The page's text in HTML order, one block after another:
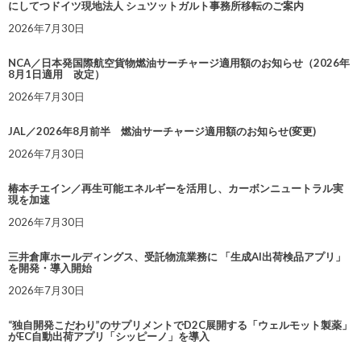
にしてつドイツ現地法人 シュツットガルト事務所移転のご案内
2026年7月30日
NCA／日本発国際航空貨物燃油サーチャージ適用額のお知らせ（2026年
8月1日適用 改定）
2026年7月30日
JAL／2026年8月前半 燃油サーチャージ適用額のお知らせ(変更)
2026年7月30日
椿本チエイン／再生可能エネルギーを活用し、カーボンニュートラル実
現を加速
2026年7月30日
三井倉庫ホールディングス、受託物流業務に 「生成AI出荷検品アプリ」
を開発・導入開始
2026年7月30日
“独自開発こだわり”のサプリメントでD2C展開する「ウェルモット製薬」
がEC自動出荷アプリ「シッピーノ」を導入